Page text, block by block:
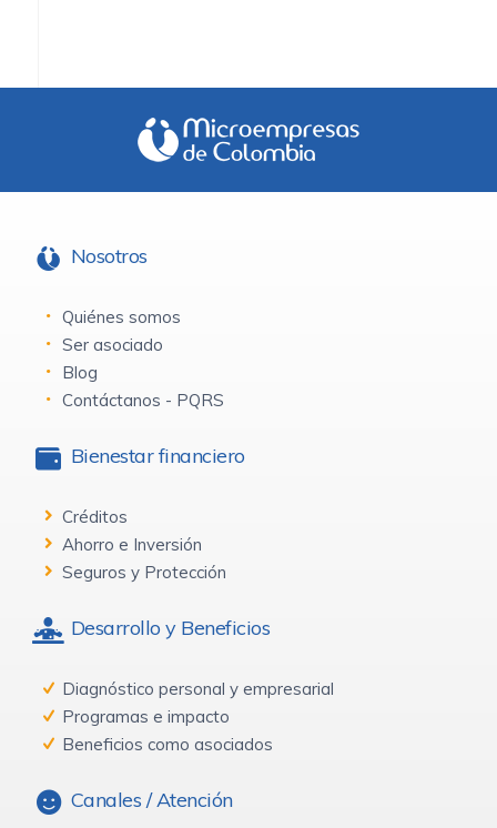
Nosotros
Quiénes somos
Ser asociado
Blog
Contáctanos - PQRS
Bienestar financiero
Créditos
Ahorro e Inversión
Seguros y Protección
Desarrollo y Beneficios
Diagnóstico personal y empresarial
Programas e impacto
Beneficios como asociados
Canales / Atención